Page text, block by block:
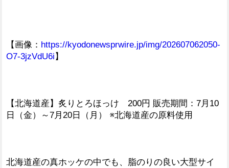
【画像： https://kyodonewsprwire.jp/img/202607062050-
O7-3jzVdU6i 】
【北海道産】炙りとろほっけ 200円 販売期間：7月10
日（金）～7月20日（月） ※北海道産の原料使用
北海道産の真ホッケの中でも、脂のりの良い大型サイ